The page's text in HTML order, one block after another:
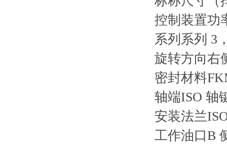
控制装置功
系列 系列 3
旋转方向右
密封材料
轴端ISO 轴
安装法兰
工作油口B